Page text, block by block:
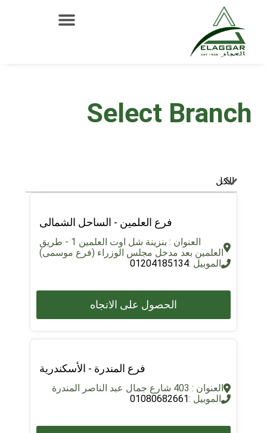
Select Branch
فرع العلمين - الساحل الشمالى
العنوان : بنزينة شل اوت العلمين 1 - طريق
العلمين بعد مدخل مجلس الوزراء (فرع موسمى)
الموبيل :01204185134
الحصول على الاتجاه
فرع المندرة - الأسكندرية
العنوان : 403 شارع جمال عبد الناصر المندرة
الموبيل :01080682661